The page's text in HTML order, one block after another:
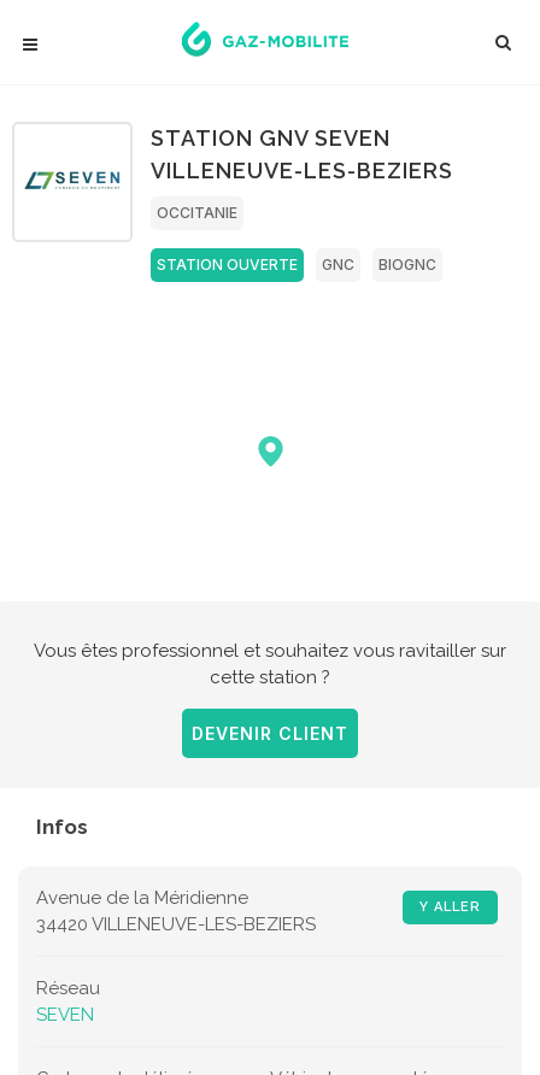
STATION GNV SEVEN
VILLENEUVE-LES-BEZIERS
OCCITANIE
STATION OUVERTE GNC BIOGNC
Vous êtes professionnel et souhaitez vous ravitailler sur
cette station ?
DEVENIR CLIENT
Infos
Y ALLER
Avenue de la Méridienne
34420 VILLENEUVE-LES-BEZIERS
Réseau
SEVEN